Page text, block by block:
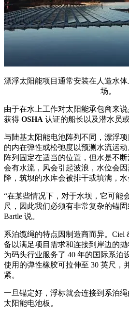
漂浮太阳能项目通常安装在人造水
场。
由于在水上工作对太阳能承包商来
获得 OSHA 认证的船长以及潜水员
与陆基太阳能电池阵列不同，漂浮
的内在弹性或松弛度以预测水流运
阵列固定在适当的位置，但水是不
会有水流，风会引起波浪，水位会
降，筑坝的水库会被排干或填满，水
“在某些情况下，对于水坝，它可能
尺，因此我们必须有非常复杂的锚
Bartle 说。
系泊缆绳的特点因制造商而异。Ciel
备以满足项目需求和连接到岸边的
为码头行业服务了 40 年的国际系泊
使用的弹性橡胶可拉伸至 30 英尺，
紧。
一旦锚定好，浮标就会连接到系泊
太阳能电池板。